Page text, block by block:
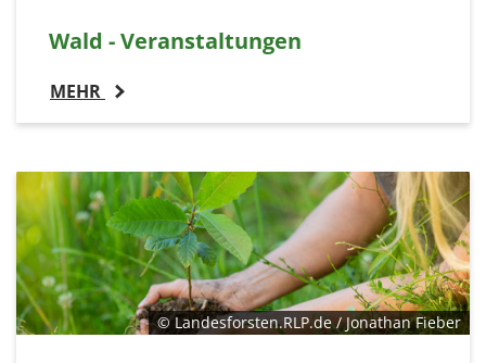
Wald - Veranstaltungen
MEHR
© Landesforsten.RLP.de / Jonathan Fieber